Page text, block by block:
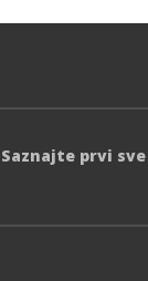
Saznajte prvi